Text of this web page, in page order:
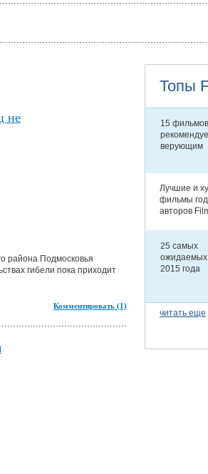
не
района Подмосковья
гибели пока приходит
Комментировать (1)